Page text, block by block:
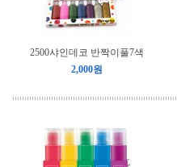
2500샤인데코 반짝이풀7색
2,000원